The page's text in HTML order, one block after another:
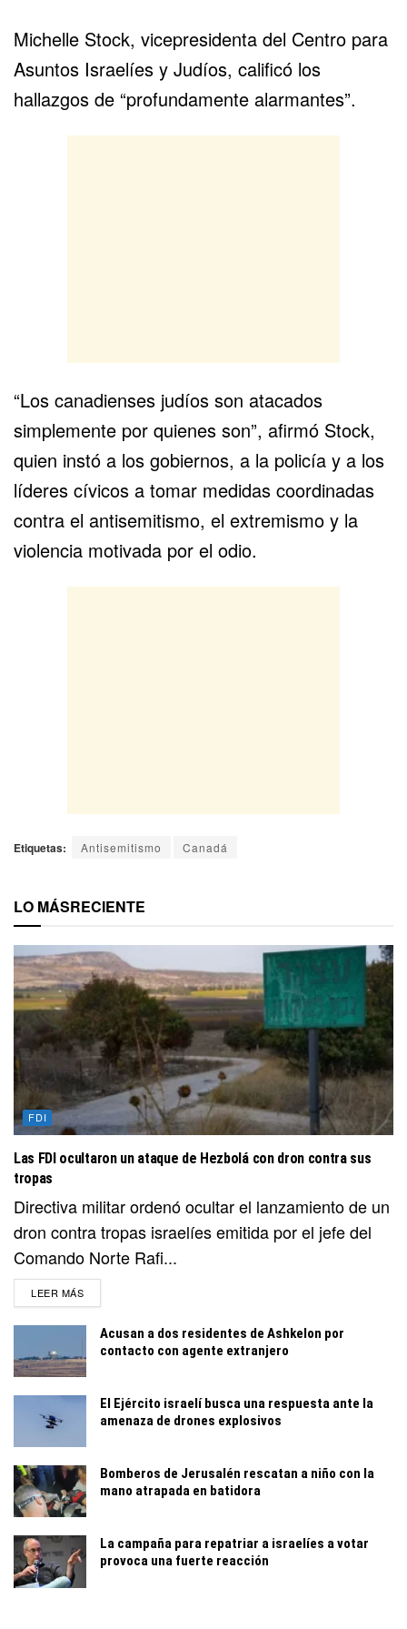
Michelle Stock, vicepresidenta del Centro para
Asuntos Israelíes y Judíos, calificó los
hallazgos de “profundamente alarmantes”.
“Los canadienses judíos son atacados
simplemente por quienes son”, afirmó Stock,
quien instó a los gobiernos, a la policía y a los
líderes cívicos a tomar medidas coordinadas
contra el antisemitismo, el extremismo y la
violencia motivada por el odio.
Etiquetas: Antisemitismo Canadá
LO MÁSRECIENTE
FDI
Las FDI ocultaron un ataque de Hezbolá con dron contra sus
tropas
Directiva militar ordenó ocultar el lanzamiento de un
dron contra tropas israelíes emitida por el jefe del
Comando Norte Rafi...
LEER MÁSDETAILS
Acusan a dos residentes de Ashkelon por
contacto con agente extranjero
El Ejército israelí busca una respuesta ante la
amenaza de drones explosivos
Bomberos de Jerusalén rescatan a niño con la
mano atrapada en batidora
La campaña para repatriar a israelíes a votar
provoca una fuerte reacción